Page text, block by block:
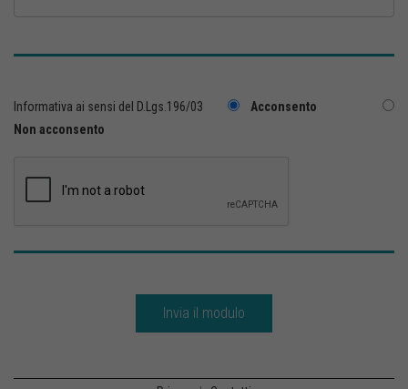
Informativa ai sensi del D.Lgs.196/03
Acconsento
Non acconsento
Invia il modulo